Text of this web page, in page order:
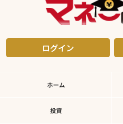
ログイン
ホーム
投資